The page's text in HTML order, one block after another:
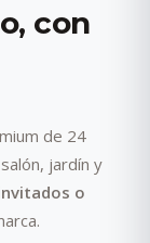
con
de 24
jardín y
o